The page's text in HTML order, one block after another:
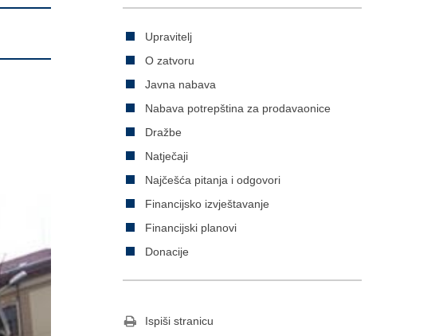
Upravitelj
O zatvoru
Javna nabava
Nabava potrepština za prodavaonice
Dražbe
Natječaji
Najčešća pitanja i odgovori
Financijsko izvještavanje
Financijski planovi
Donacije
Ispiši stranicu